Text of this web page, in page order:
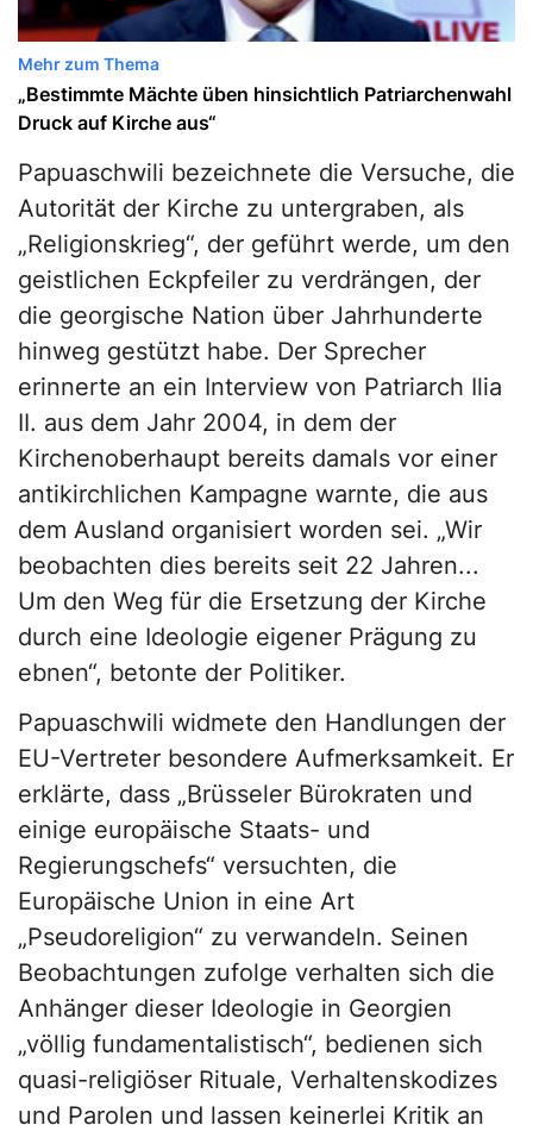
Mehr zum Thema
„Bestimmte Mächte üben hinsichtlich Patriarchenwahl
Druck auf Kirche aus“
Papuaschwili bezeichnete die Versuche, die
Autorität der Kirche zu untergraben, als
„Religionskrieg“, der geführt werde, um den
geistlichen Eckpfeiler zu verdrängen, der
die georgische Nation über Jahrhunderte
hinweg gestützt habe. Der Sprecher
erinnerte an ein Interview von Patriarch Ilia
II. aus dem Jahr 2004, in dem der
Kirchenoberhaupt bereits damals vor einer
antikirchlichen Kampagne warnte, die aus
dem Ausland organisiert worden sei. „Wir
beobachten dies bereits seit 22 Jahren...
Um den Weg für die Ersetzung der Kirche
durch eine Ideologie eigener Prägung zu
ebnen“, betonte der Politiker.
Papuaschwili widmete den Handlungen der
EU-Vertreter besondere Aufmerksamkeit. Er
erklärte, dass „Brüsseler Bürokraten und
einige europäische Staats- und
Regierungschefs“ versuchten, die
Europäische Union in eine Art
„Pseudoreligion“ zu verwandeln. Seinen
Beobachtungen zufolge verhalten sich die
Anhänger dieser Ideologie in Georgien
„völlig fundamentalistisch“, bedienen sich
quasi-religiöser Rituale, Verhaltenskodizes
und Parolen und lassen keinerlei Kritik an